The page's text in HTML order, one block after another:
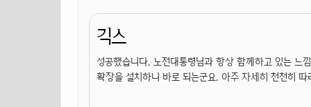
긱스
성공했습니다. 노전대통령님과 항상 함께하고 있는 느
확장을 설치하니 바로 되는군요. 아주 자세히 천천히